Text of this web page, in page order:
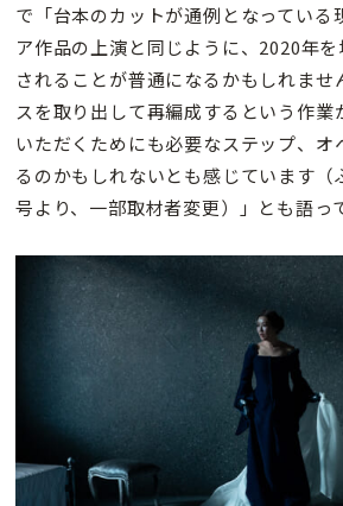
で「台本のカットが通例となっている
ア作品の上演と同じように、2020年
されることが普通になるかもしれませ
スを取り出して再編成するという作業
いただくためにも必要なステップ、オ
るのかもしれないとも感じています（
号より、一部取材者変更）」とも語っ